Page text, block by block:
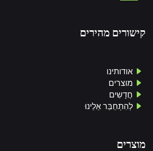
קישורים מהירים
אודותינו
מוצרים
חֲדָשִים
לְהִתְחַבֵּר אֵלֵינוּ
מוצרים